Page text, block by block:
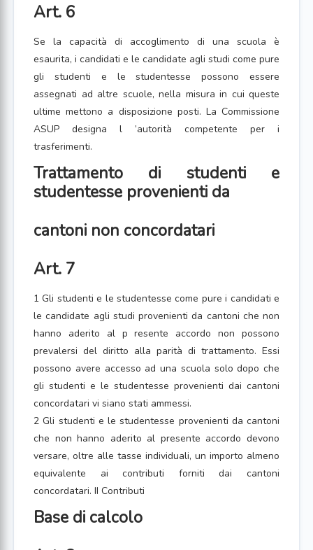
Art. 6
Se la capacità di accoglimento di una scuola è
esaurita, i candidati e le candidate agli studi come pure
gli studenti e le studentesse possono essere
assegnati ad altre scuole, nella misura in cui queste
ultime mettono a disposizione posti. La Commissione
ASUP designa l ’autorità competente per i
trasferimenti.
Trattamento di studenti e
studentesse provenienti da
cantoni non concordatari
Art. 7
1 Gli studenti e le studentesse come pure i candidati e
le candidate agli studi provenienti da cantoni che non
hanno aderito al p resente accordo non possono
prevalersi del diritto alla parità di trattamento. Essi
possono avere accesso ad una scuola solo dopo che
gli studenti e le studentesse provenienti dai cantoni
concordatari vi siano stati ammessi.
2 Gli studenti e le studentesse provenienti da cantoni
che non hanno aderito al presente accordo devono
versare, oltre alle tasse individuali, un importo almeno
equivalente ai contributi forniti dai cantoni
concordatari. II Contributi
Base di calcolo